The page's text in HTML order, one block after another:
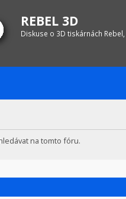
REBEL 3D
Diskuse o 3D tiskárnách
na tomto fóru.